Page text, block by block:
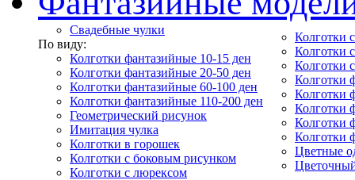
Свадебные чулки
По виду:
Колготки фантазийные 10-15 ден
Колготки фантазийные 20-50 ден
Колготки фантазийные 60-100 ден
Колготки фантазийные 110-200 ден
Геометрический рисунок
Имитация чулка
Колготки в горошек
Колготки с боковым рисунком
Колготки с люрексом
Колготки
Колготки
Колготки
Колготки
Колготки
Колготки
Колготки
Колготки
Цветные